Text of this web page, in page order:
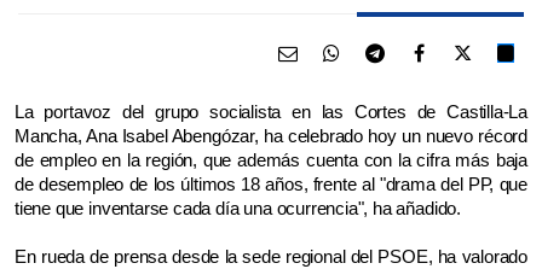
La portavoz del grupo socialista en las Cortes de Castilla-La
Mancha, Ana Isabel Abengózar, ha celebrado hoy un nuevo récord
de empleo en la región, que además cuenta con la cifra más baja
de desempleo de los últimos 18 años, frente al "drama del PP, que
tiene que inventarse cada día una ocurrencia", ha añadido.
En rueda de prensa desde la sede regional del PSOE, ha valorado